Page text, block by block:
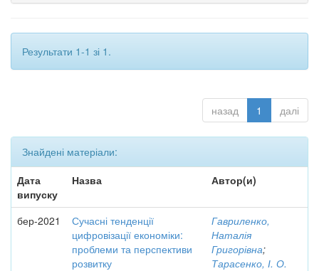
Результати 1-1 зі 1.
назад 1 далі
Знайдені матеріали:
Дата
випуску
Назва Автор(и)
бер-2021
Сучасні тенденції
цифровізації економіки:
проблеми та перспективи
розвитку
Гавриленко,
Наталія
Григорівна;
Тарасенко, І. О.